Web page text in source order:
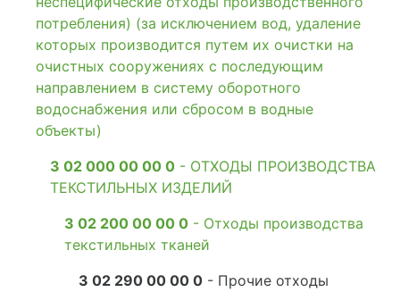
потребления) (за исключением вод, удаление
которых производится путем их очистки на
очистных сооружениях с последующим
направлением в систему оборотного
водоснабжения или сбросом в водные
объекты)
3 02 000 00 00 0 - ОТХОДЫ ПРОИЗВОДСТВА
ТЕКСТИЛЬНЫХ ИЗДЕЛИЙ
3 02 200 00 00 0 - Отходы производства
текстильных тканей
3 02 290 00 00 0 - Прочие отходы